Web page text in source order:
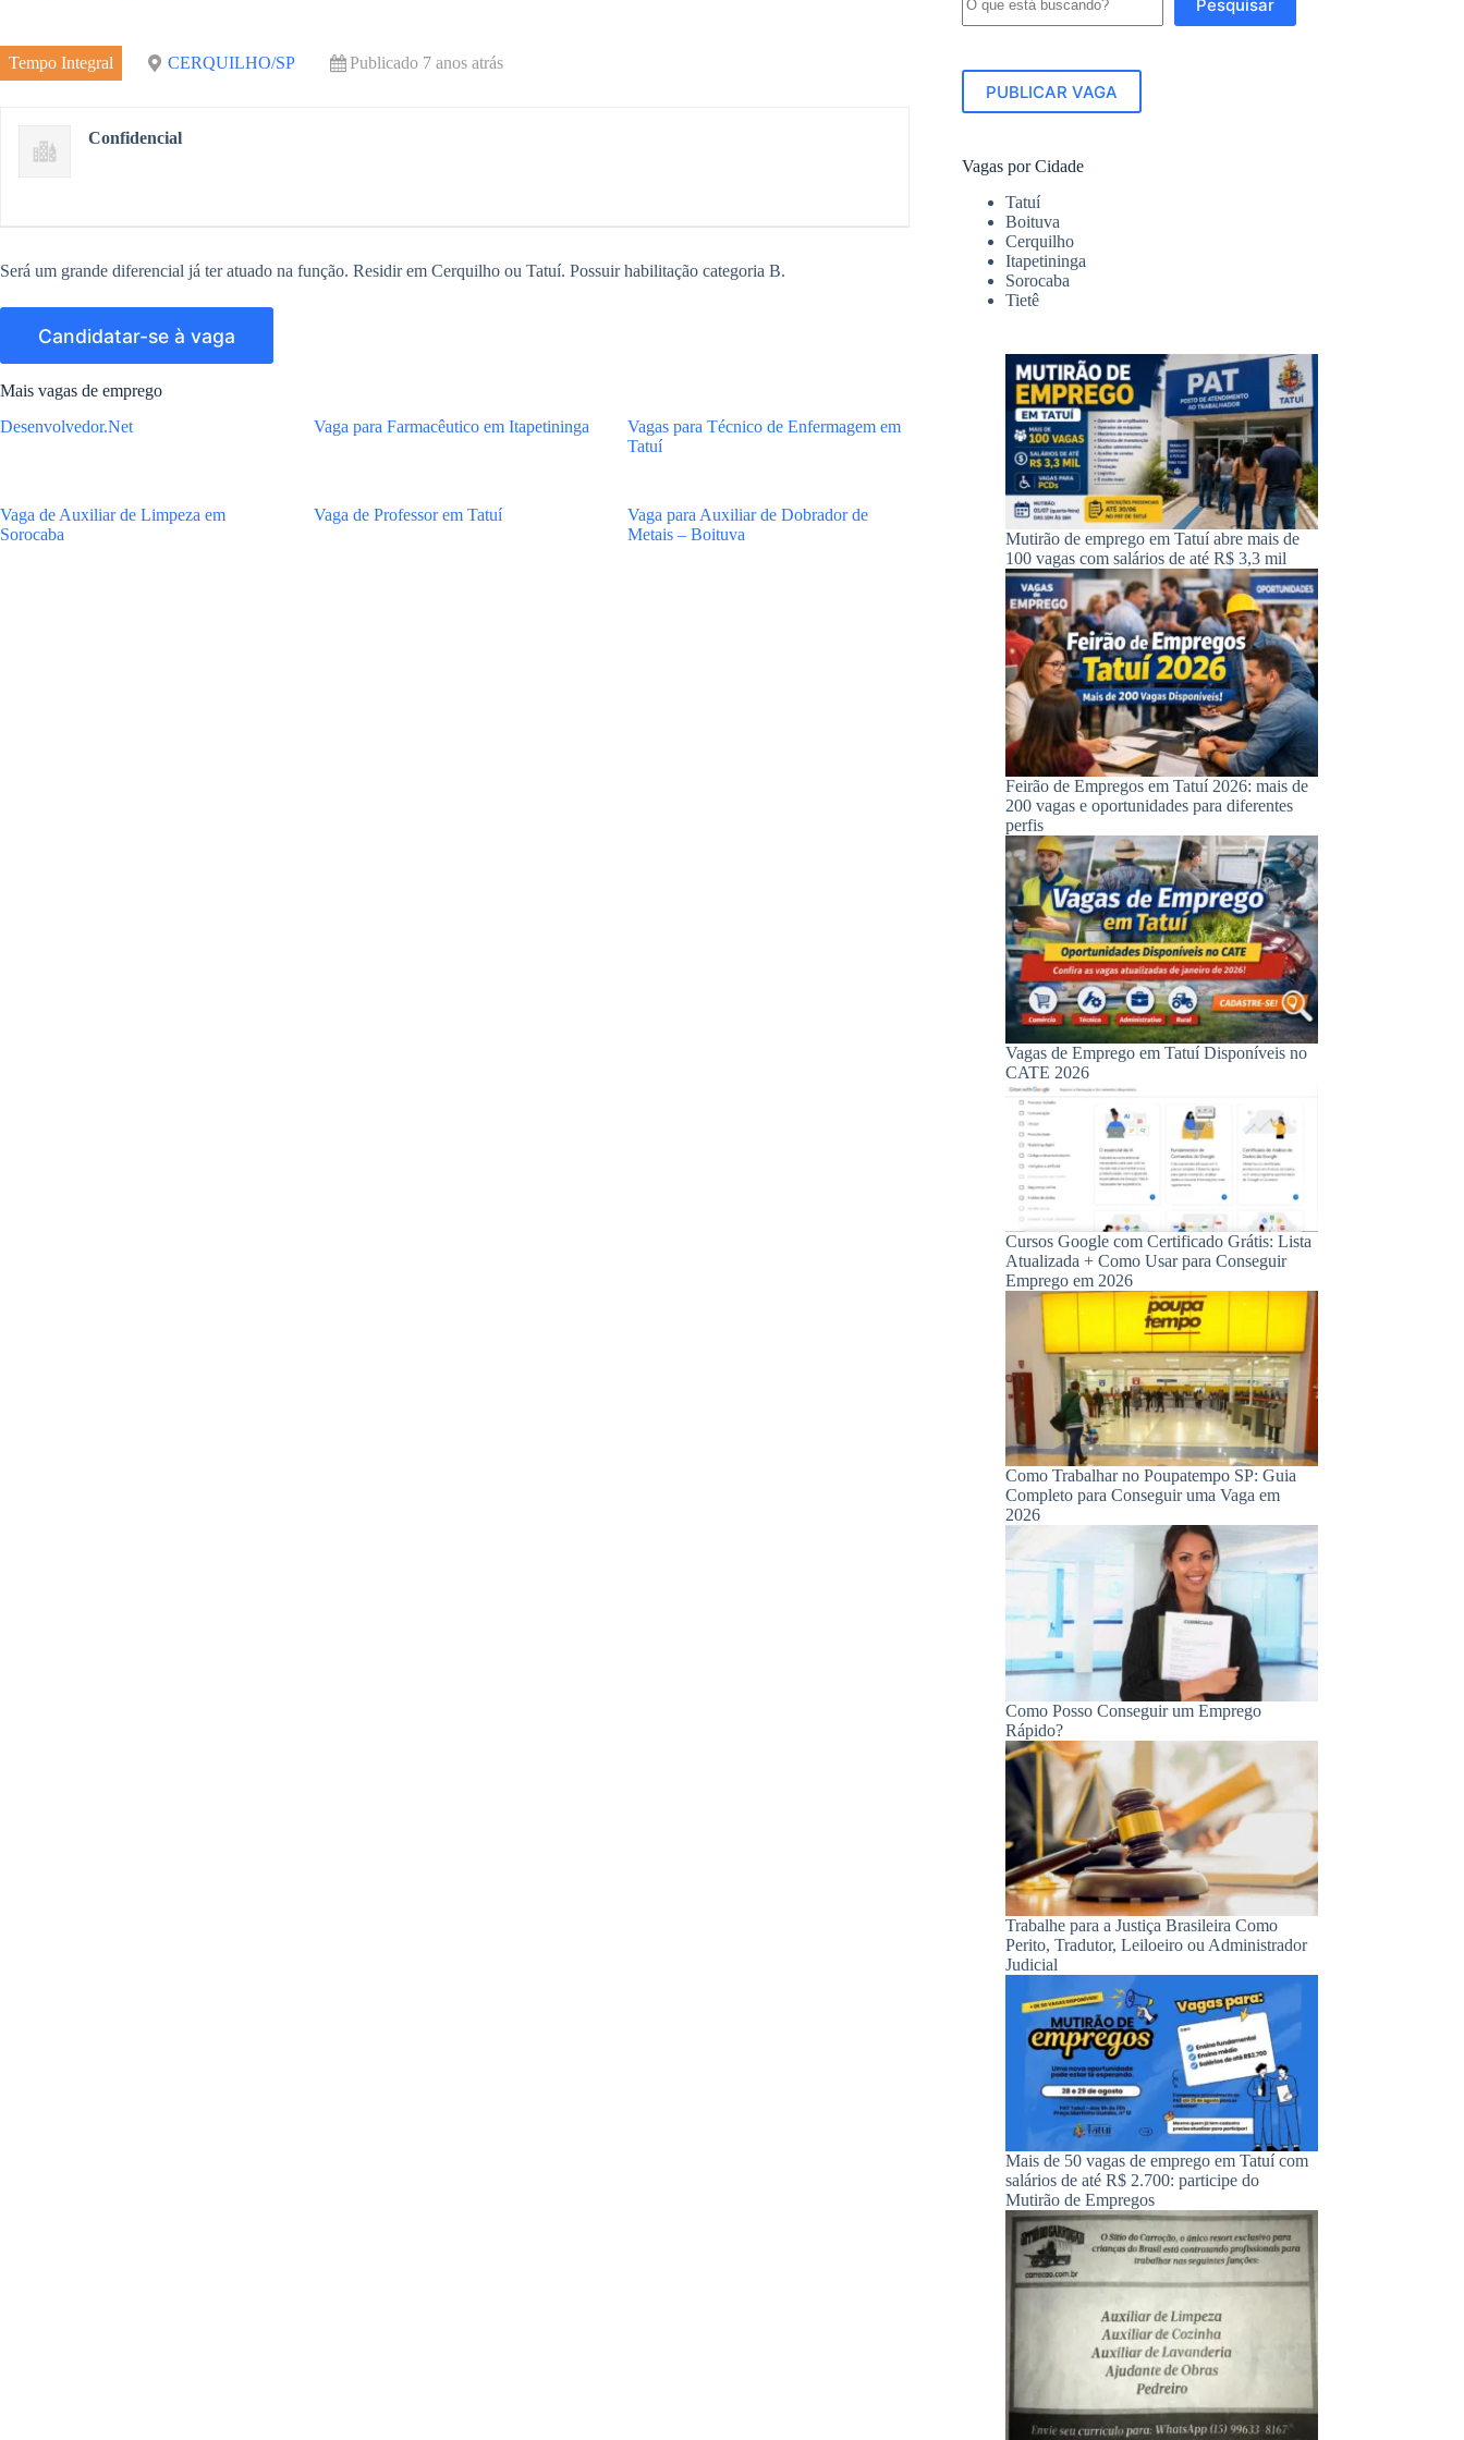
Tempo Integral CERQUILHO/SP Publicado 7 anos atrás
Confidencial
Será um grande diferencial já ter atuado na função. Residir em Cerquilho ou Tatuí. Possuir habilitação categoria B.
Mais vagas de emprego
Desenvolvedor.Net
Vaga para Farmacêutico em Itapetininga
Vagas para Técnico de Enfermagem em
Tatuí
Vaga de Auxiliar de Limpeza em
Sorocaba
Vaga de Professor em Tatuí
Vaga para Auxiliar de Dobrador de
Metais – Boituva
Pesquisar
PUBLICAR VAGA
Vagas por Cidade
Tatuí
Boituva
Cerquilho
Itapetininga
Sorocaba
Tietê
Mutirão de emprego em Tatuí abre mais de
100 vagas com salários de até R$ 3,3 mil
Feirão de Empregos em Tatuí 2026: mais de
200 vagas e oportunidades para diferentes
perfis
Vagas de Emprego em Tatuí Disponíveis no
CATE 2026
Cursos Google com Certificado Grátis: Lista
Atualizada + Como Usar para Conseguir
Emprego em 2026
Como Trabalhar no Poupatempo SP: Guia
Completo para Conseguir uma Vaga em
2026
Como Posso Conseguir um Emprego
Rápido?
Trabalhe para a Justiça Brasileira Como
Perito, Tradutor, Leiloeiro ou Administrador
Judicial
Mais de 50 vagas de emprego em Tatuí com
salários de até R$ 2.700: participe do
Mutirão de Empregos
k
e